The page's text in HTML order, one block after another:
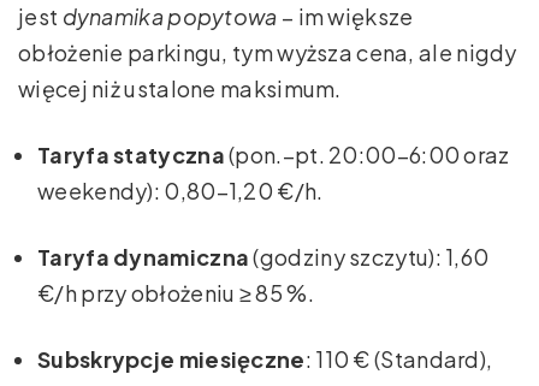
jest dynamika popytowa – im większe
obłożenie parkingu, tym wyższa cena, ale nigdy
więcej niż ustalone maksimum.
Taryfa statyczna(pon.–pt. 20:00–6:00 oraz
weekendy): 0,80–1,20 €/h.
Taryfa dynamiczna(godziny szczytu): 1,60
€/h przy obłożeniu ≥ 85 %.
Subskrypcje miesięczne: 110 € (Standard),